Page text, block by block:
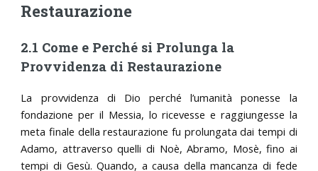
Restaurazione
2.1 Come e Perché si Prolunga la
Provvidenza di Restaurazione
La provvidenza di Dio perché l’umanità ponesse la
fondazione per il Messia, lo ricevesse e raggiungesse la
meta finale della restaurazione fu prolungata dai tempi di
Adamo, attraverso quelli di Noè, Abramo, Mosè, fino ai
tempi di Gesù. Quando, a causa della mancanza di fede